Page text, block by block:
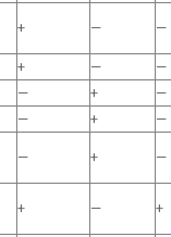
+ — —
+ —
—
— +
—
— +
—
— + —
+ — +